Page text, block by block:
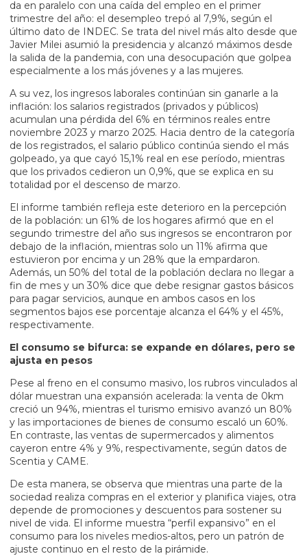
da en paralelo con una caída del empleo en el primer
trimestre del año: el desempleo trepó al 7,9%, según el
último dato de INDEC. Se trata del nivel más alto desde que
Javier Milei asumió la presidencia y alcanzó máximos desde
la salida de la pandemia, con una desocupación que golpea
especialmente a los más jóvenes y a las mujeres.
A su vez, los ingresos laborales continúan sin ganarle a la
inflación: los salarios registrados (privados y públicos)
acumulan una pérdida del 6% en términos reales entre
noviembre 2023 y marzo 2025. Hacia dentro de la categoría
de los registrados, el salario público continúa siendo el más
golpeado, ya que cayó 15,1% real en ese período, mientras
que los privados cedieron un 0,9%, que se explica en su
totalidad por el descenso de marzo.
El informe también refleja este deterioro en la percepción
de la población: un 61% de los hogares afirmó que en el
segundo trimestre del año sus ingresos se encontraron por
debajo de la inflación, mientras solo un 11% afirma que
estuvieron por encima y un 28% que la empardaron.
Además, un 50% del total de la población declara no llegar a
fin de mes y un 30% dice que debe resignar gastos básicos
para pagar servicios, aunque en ambos casos en los
segmentos bajos ese porcentaje alcanza el 64% y el 45%,
respectivamente.
El consumo se bifurca: se expande en dólares, pero se
ajusta en pesos
Pese al freno en el consumo masivo, los rubros vinculados al
dólar muestran una expansión acelerada: la venta de 0km
creció un 94%, mientras el turismo emisivo avanzó un 80%
y las importaciones de bienes de consumo escaló un 60%.
En contraste, las ventas de supermercados y alimentos
cayeron entre 4% y 9%, respectivamente, según datos de
Scentia y CAME.
De esta manera, se observa que mientras una parte de la
sociedad realiza compras en el exterior y planifica viajes, otra
depende de promociones y descuentos para sostener su
nivel de vida. El informe muestra “perfil expansivo” en el
consumo para los niveles medios-altos, pero un patrón de
ajuste continuo en el resto de la pirámide.